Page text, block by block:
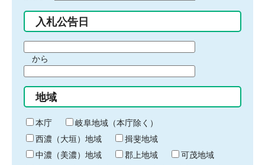
入札公告日
間
始
り
から
間
終
わ
り
地域
本庁
岐阜地域（本庁除く）
西濃（大垣）地域
揖斐地域
中濃（美濃）地域
郡上地域
可茂地域